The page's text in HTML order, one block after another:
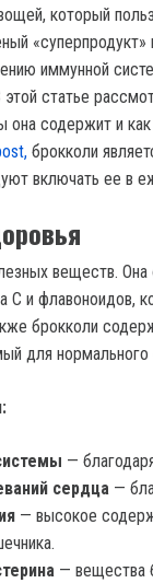
который
«суперпродукт»
иммунной
статье
она содержит и
брокколи
включать ее в
веществ.
С и флавоноидов,
брокколи
для
—
сердца —
— высокое
— вещества